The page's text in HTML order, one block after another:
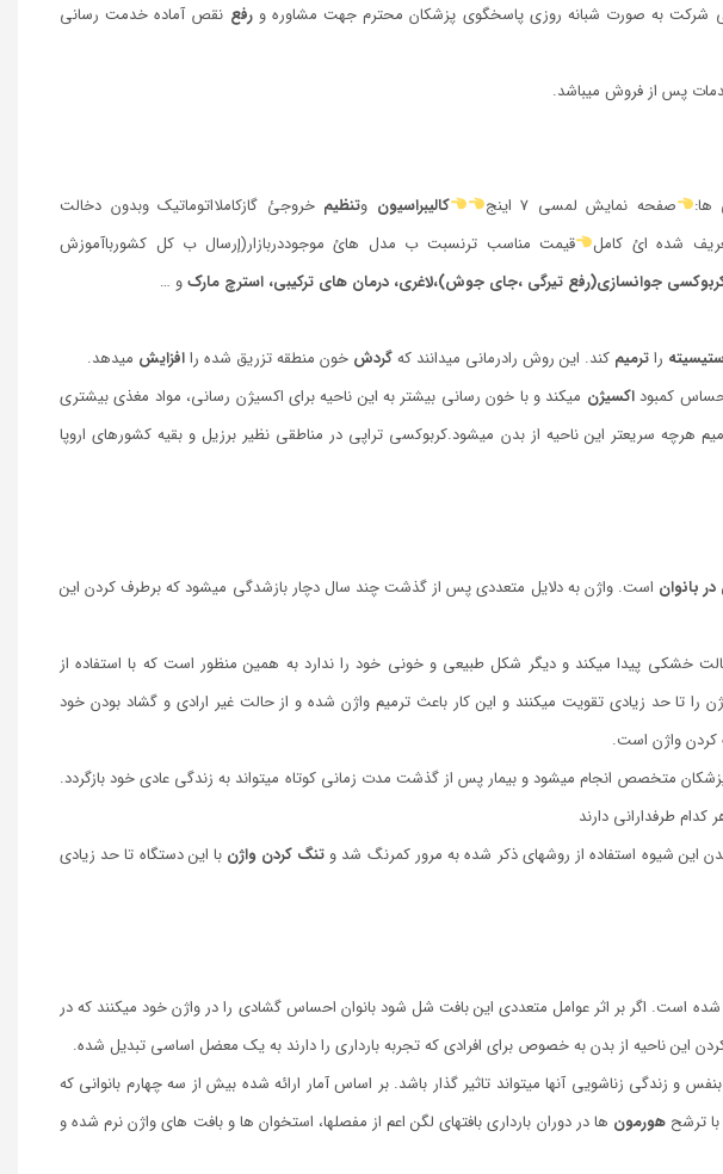
شرکت به صورت شبانه روزی پاسخگوی پزشکان محترم جهت مشاوره ورفع نقص آماده خدمت رسانی
ها: صفحه نمايش لمسی 7 اينج كاليبراسيون وتنظيم خروجئ گازكاملااتوماتيك وبدون دخالت
قيمت مناسب ترنسبت ب مدل هائ موجوددربازار(إرسال ب كل كشورباآموزش
جوانسازی(رفع تيرگي ،جاي جوش)،لاغری، درمان های ترکیبی، استرچ مارکو …
راترمیم کند. این روش رادرماني می­دانند کهگردش خون منطقه تزریق شده راافزایش می­دهد.
کمبوداکسیژن می­کند و با خون رسانی بیشتر به این ناحیه برای اکسیژن رسانی، مواد مغذی بیشتری
هرچه سریعتر این ناحیه از بدن ميشود.کربوکسی تراپی در مناطقی نظیر برزیل و بقیه کشورهای اروپا
بانوان است. واژن به دلایل متعددی پس از گذشت چند سال دچار بازشدگی می­شود که برطرف کردن این
خشکی پیدا می­کند و دیگر شکل طبیعی و خونی خود را ندارد به همین منظور است که با استفاده از
را تا حد زیادی تقویت می­کنند و این کار باعث ترمیم واژن شده و از حالت غیر ارادی و گشاد بودن خود
کردن واژن است.
متخصص انجام می­شود و بیمار پس از گذشت مدت زمانی کوتاه می­تواند به زندگی عادی خود بازگردد.
طرفدارانی دارند
این شیوه استفاده از روش­های ذکر شده به مرور کمرنگ شد وتنگ کردن واژن با این دستگاه تا حد زیادی
است. اگر بر اثر عوامل متعددی این بافت شل شود بانوان احساس گشادی را در واژن خود می­کنند که در
این ناحیه از بدن به خصوص برای افرادی که تجربه بارداری را دارند به یک معضل اساسی تبدیل شده.
و زندگی زناشویی آن­ها می­تواند تاثیر گذار باشد. بر اساس آمار ارائه شده بیش از سه چهارم بانوانی که
هورمون ­ها در دوران بارداری بافت­های لگن اعم از مفصل­ها، استخوان­ ها و بافت­ های واژن نرم شده و